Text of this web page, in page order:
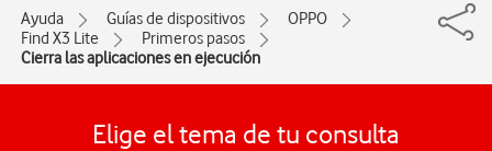
Ayuda Guías de dispositivos
OPPO
Find X3 Lite
Primeros pasos
Cierra las aplicaciones en ejecución
Elige el tema de tu consulta